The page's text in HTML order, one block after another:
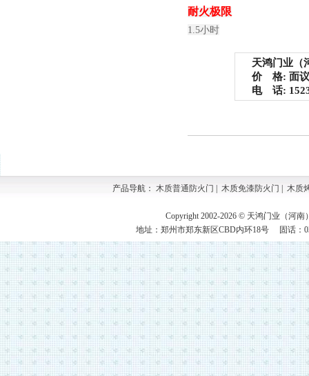
耐火极限
1.5小时
天鸿门业（
价 格: 面议
电 话:
产品导航： 木质普通防火门 木质免漆防火门 木质
Copyright 2002-2026 © 天鸿门业（河
地址：郑州市郑东新区CBD内环18号 固话：